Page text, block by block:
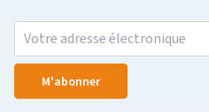
M'abonner